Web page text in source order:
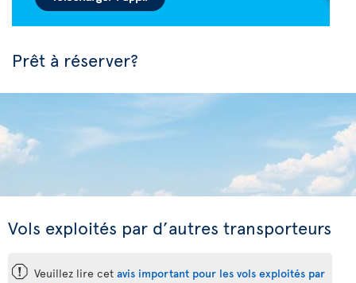
Prêt à réserver?
Vols exploités par d’autres transporteurs
ü Veuillez lire cet avis important pour les vols exploités par